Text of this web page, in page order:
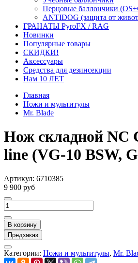
Перцовые баллончики
ANTIDOG (защита от
ГРАНАТЫ PyroFX / RAG
Новинки
Популярные товары
СКИДКИ!
Аксессуары
Средства для дезинсекции
Нам 10 ЛЕТ
Главная
Ножи и мультитулы
Mr. Blade
Нож складной NC
line (VG-10 BSW,
Артикул: 6710385
9 900 руб
В корзину
Предзаказ
Категории: Ножи и мультитулы, Mr.